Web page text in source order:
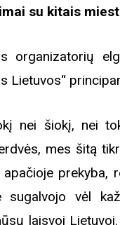
su kitais
organizatorių
Lietuvos“
nei šiokį, nei
mes šitą
prekyba,
vėl
laisvoj